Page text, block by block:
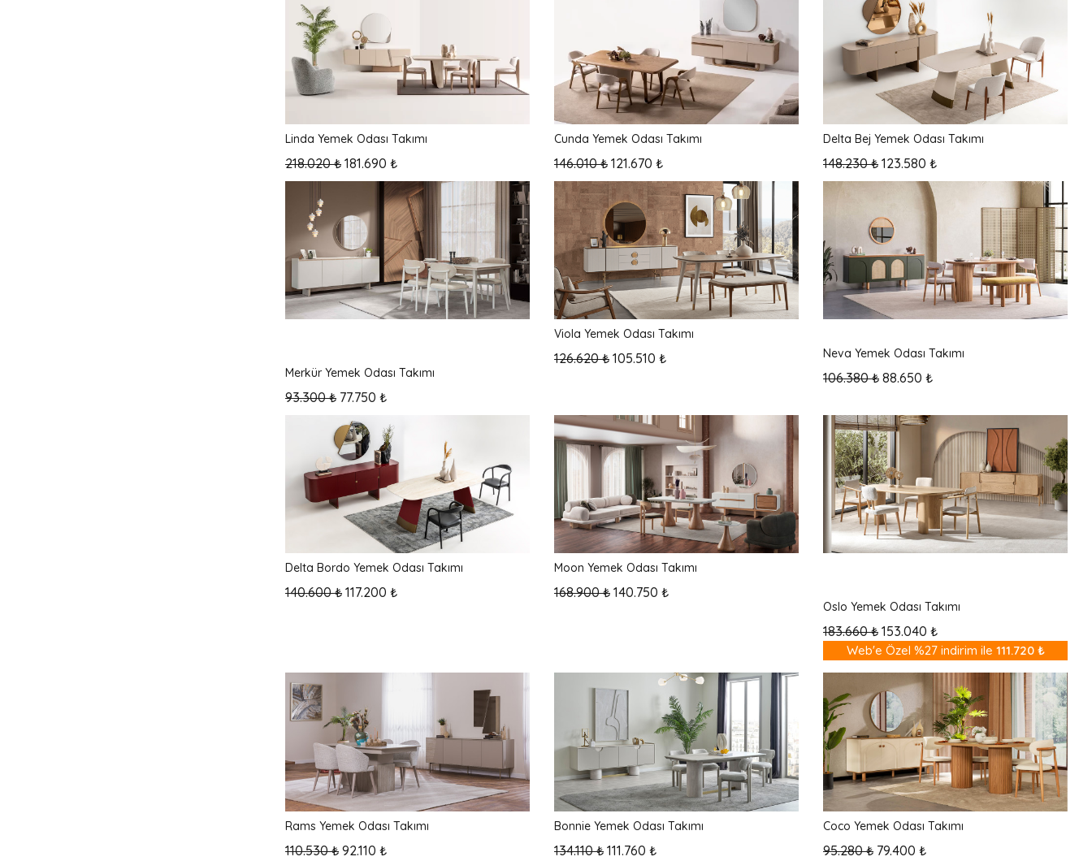
Linda Yemek Odası Takımı
218.020 ₺ 181.690 ₺
Cunda Yemek Odası Takımı
146.010 ₺ 121.670 ₺
Delta Bej Yemek Odası Takımı
148.230 ₺ 123.580 ₺
Merkür Yemek Odası Takımı
93.300 ₺ 77.750 ₺
Viola Yemek Odası Takımı
126.620 ₺ 105.510 ₺ Neva Yemek Odası Takımı
106.380 ₺ 88.650 ₺
Delta Bordo Yemek Odası Takımı
140.600 ₺ 117.200 ₺
Moon Yemek Odası Takımı
168.900 ₺ 140.750 ₺
Oslo Yemek Odası Takımı
183.660 ₺ 153.040 ₺
%27
Web'e Özel %27 indirim ile 111.720 ₺
Rams Yemek Odası Takımı
110.530 ₺ 92.110 ₺
Bonnie Yemek Odası Takımı
134.110 ₺ 111.760 ₺
Coco Yemek Odası Takımı
95.280 ₺ 79.400 ₺